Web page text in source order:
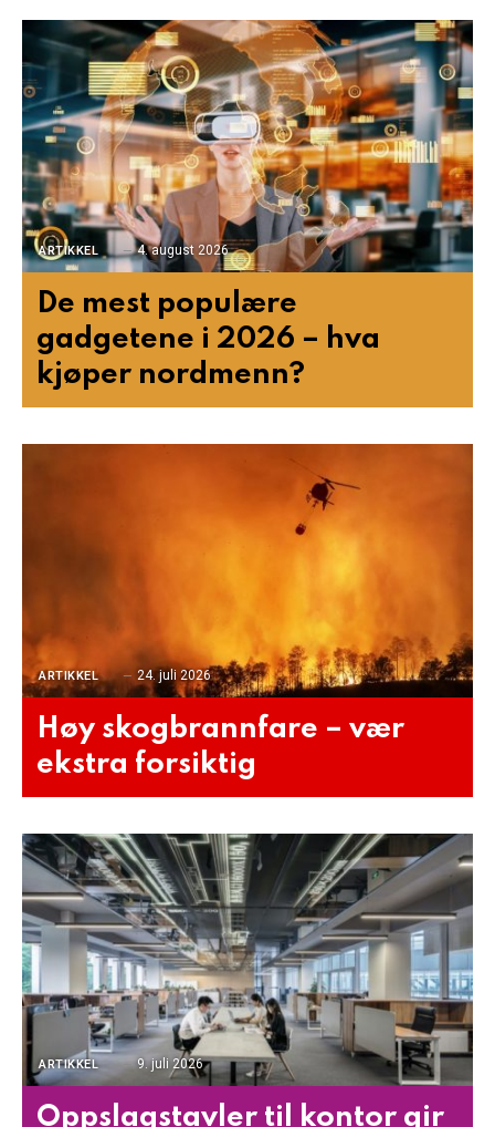
ARTIKKEL 4. august 2026
De mest populære
gadgetene i 2026 – hva
kjøper nordmenn?
ARTIKKEL 24. juli 2026
Høy skogbrannfare – vær
ekstra forsiktig
ARTIKKEL 9. juli 2026
Oppslagstavler til kontor gir